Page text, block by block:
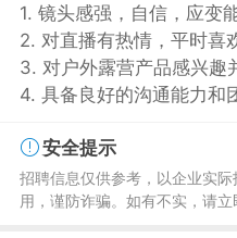
1. 镜头感强，自信，应变
2. 对直播有热情，平时喜
3. 对户外露营产品感兴趣
4. 具备良好的沟通能力和
安全提示
招聘信息仅供参考，以企业实
用，谨防诈骗。如有不实，请立